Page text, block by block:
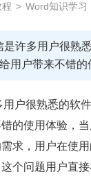
> Word知识学习
许多用户很熟
用户带来不错
很熟悉的软件
的使用体验，
求，用户在使
个问题用户直